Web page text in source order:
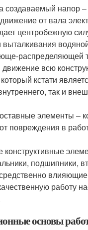
создаваемый напор –
от вала
центробежную
выталкивания
распределяющей
всю
кстати
так и
элементы –
повреждения в
подшипники,
работу
основы